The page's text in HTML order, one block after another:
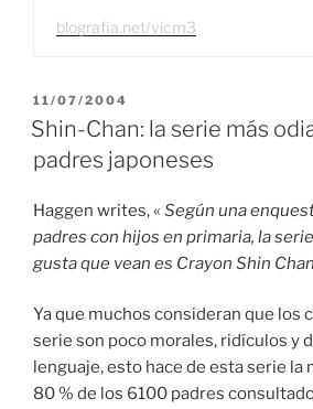
blografia.net/vicm3
PUBLICADO
EL
11/07/2004
Shin-Chan: la serie más
padres japoneses
Haggen writes, « Según una
padres con hijos en primaria, la
gusta que vean es Crayon Shin
Ya que muchos consideran que los
serie son poco morales, ridículos y
lenguaje, esto hace de esta serie la
80 % de los 6100 padres